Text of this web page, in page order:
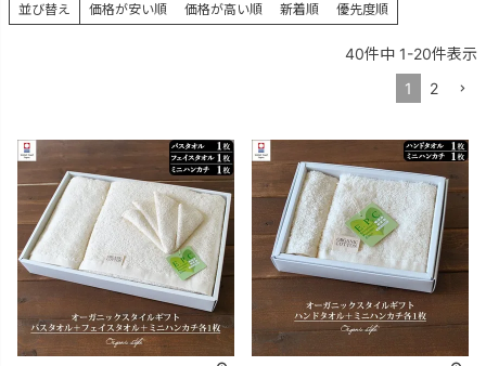
並び替え 価格が安い順 価格が高い順 新着順 優先度順
40件中 1-20件表示
1
2